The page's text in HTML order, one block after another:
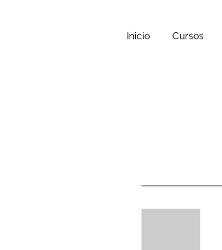
Inicio Cursos